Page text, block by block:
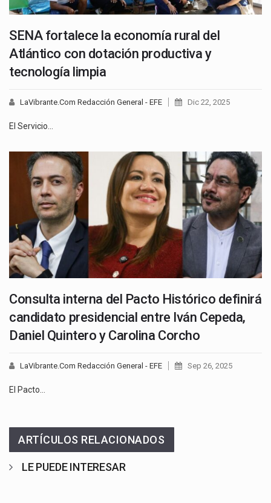
SENA fortalece la economía rural del
Atlántico con dotación productiva y
tecnología limpia
LaVibrante.Com Redacción General - EFE Dic 22, 2025
El Servicio…
Consulta interna del Pacto Histórico definirá
candidato presidencial entre Iván Cepeda,
Daniel Quintero y Carolina Corcho
LaVibrante.Com Redacción General - EFE Sep 26, 2025
El Pacto…
ARTÍCULOS RELACIONADOS
LE PUEDE INTERESAR